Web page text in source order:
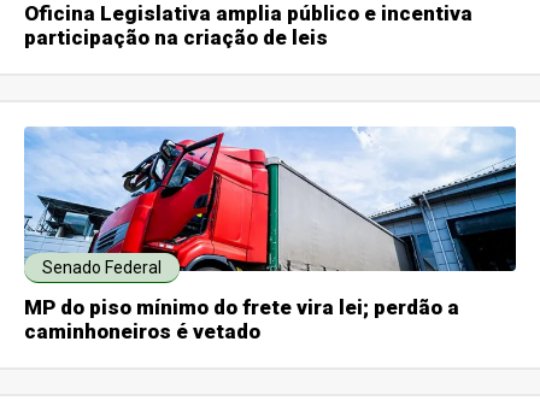
Oficina Legislativa amplia público e incentiva
participação na criação de leis
Senado Federal
MP do piso mínimo do frete vira lei; perdão a
caminhoneiros é vetado